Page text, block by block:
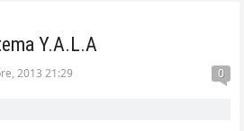
Y.A.L.A
2013 21:29 0